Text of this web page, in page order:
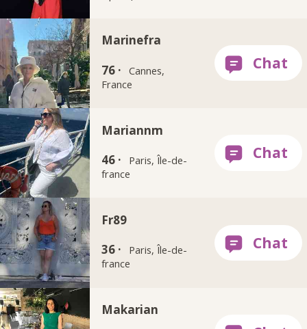
Marinefra
76 ·
Cannes,
France
Mariannm
46 ·
Paris, Île-de-
france
Fr89
36 ·
Paris, Île-de-
france
Makarian